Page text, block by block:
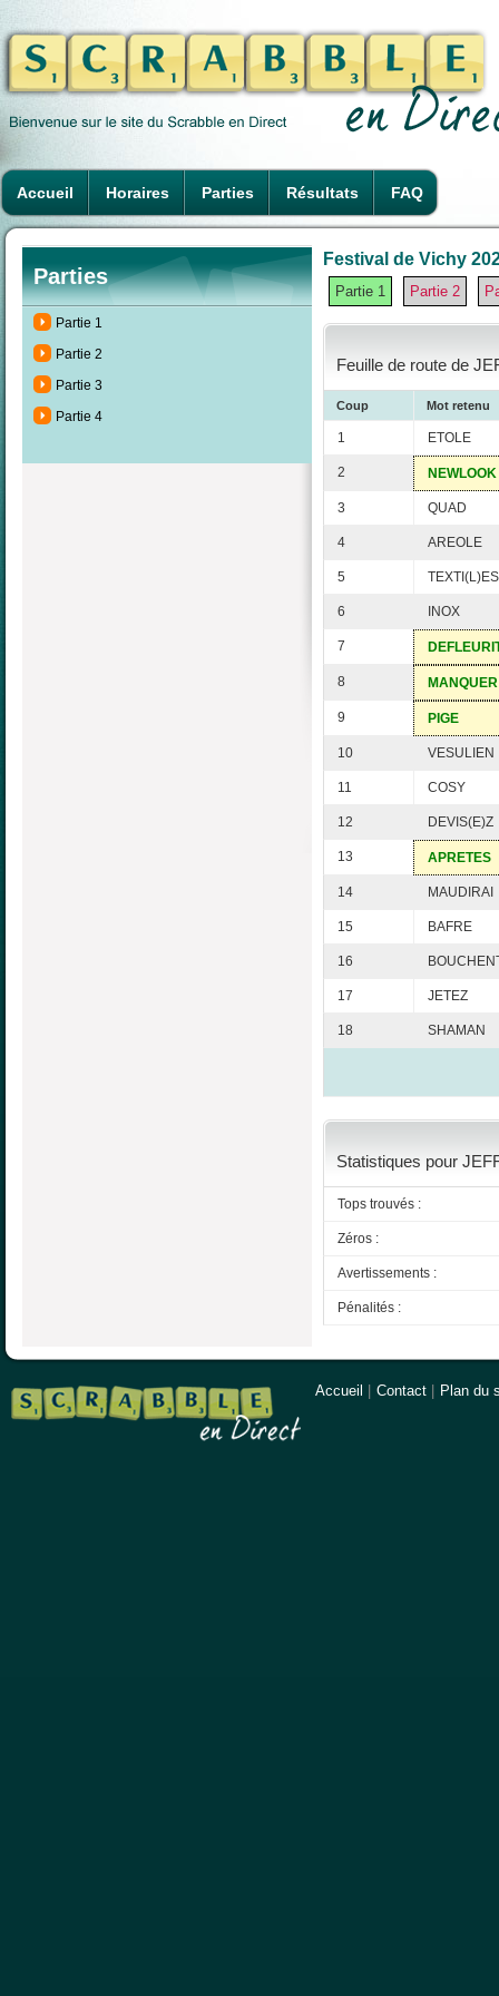
Accueil Horaires Parties Résultats FAQ
Parties
Partie 1
Partie 2
Partie 3
Partie 4
Festival de Vichy
Partie 1 Partie 2
Feuille de route de
Coup Mot retenu
1 ETOLE
2 NEWLOOK
3 QUAD
4 AREOLE
5 TEXTI(L)ES
6 INOX
7
8 MANQUER
9 PIGE
10 VESULIEN
11 COSY
12 DEVIS(E)Z
13 APRETES
14 MAUDIRAI
15 BAFRE
16
17 JETEZ
18 SHAMAN
Statistiques pour
Tops trouvés :
Zéros :
Avertissements :
Pénalités :
Accueil Contact Plan du